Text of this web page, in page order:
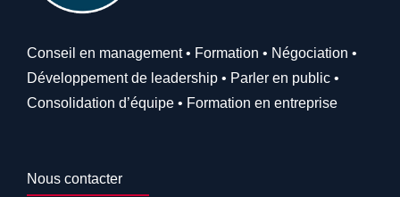
Conseil en management • Formation • Négociation •
Développement de leadership • Parler en public •
Consolidation d’équipe • Formation en entreprise
Nous contacter